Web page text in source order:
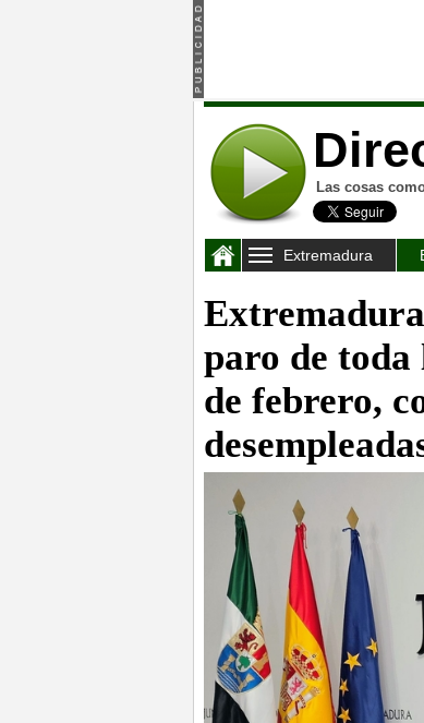
Las cosas
Extremadura
paro de
de febrero,